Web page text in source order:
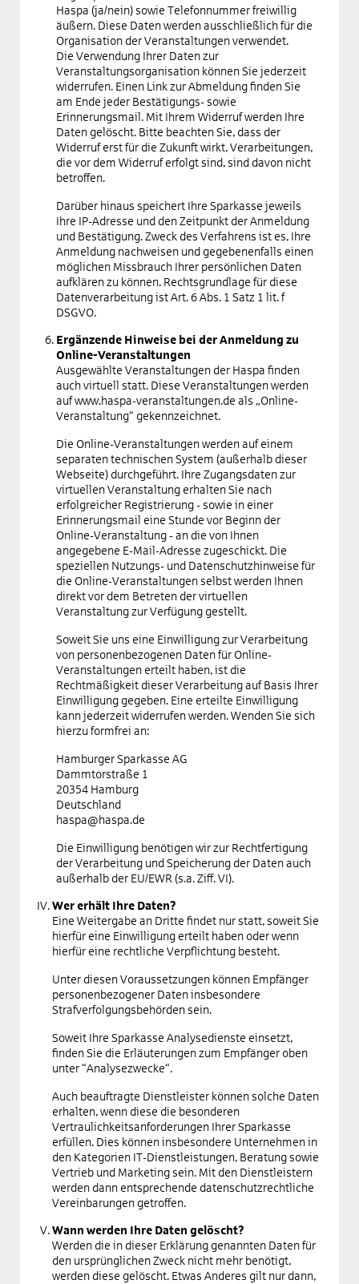
Haspa (ja/nein) sowie Telefonnummer freiwillig
äußern. Diese Daten werden ausschließlich für die
Organisation der Veranstaltungen verwendet.
Die Verwendung Ihrer Daten zur
Veranstaltungsorganisation können Sie jederzeit
widerrufen. Einen Link zur Abmeldung finden Sie
am Ende jeder Bestätigungs- sowie
Erinnerungsmail. Mit Ihrem Widerruf werden Ihre
Daten gelöscht. Bitte beachten Sie, dass der
Widerruf erst für die Zukunft wirkt, Verarbeitungen,
die vor dem Widerruf erfolgt sind, sind davon nicht
betroffen.
Darüber hinaus speichert Ihre Sparkasse jeweils
Ihre IP-Adresse und den Zeitpunkt der Anmeldung
und Bestätigung. Zweck des Verfahrens ist es, Ihre
Anmeldung nachweisen und gegebenenfalls einen
möglichen Missbrauch Ihrer persönlichen Daten
aufklären zu können. Rechtsgrundlage für diese
Datenverarbeitung ist Art. 6 Abs. 1 Satz 1 lit. f
DSGVO.
Ergänzende Hinweise bei der Anmeldung zu
Online-Veranstaltungen
Ausgewählte Veranstaltungen der Haspa finden
auch virtuell statt. Diese Veranstaltungen werden
aufwww.haspa-veranstaltungen.de als „Online-
Veranstaltung“ gekennzeichnet.
Die Online-Veranstaltungen werden auf einem
separaten technischen System (außerhalb dieser
Webseite) durchgeführt. Ihre Zugangsdaten zur
virtuellen Veranstaltung erhalten Sie nach
erfolgreicher Registrierung - sowie in einer
Erinnerungsmail eine Stunde vor Beginn der
Online-Veranstaltung - an die von Ihnen
angegebene E-Mail-Adresse zugeschickt. Die
speziellen Nutzungs- und Datenschutzhinweise für
die Online-Veranstaltungen selbst werden Ihnen
direkt vor dem Betreten der virtuellen
Veranstaltung zur Verfügung gestellt.
Soweit Sie uns eine Einwilligung zur Verarbeitung
von personenbezogenen Daten für Online-
Veranstaltungen erteilt haben, ist die
Rechtmäßigkeit dieser Verarbeitung auf Basis Ihrer
Einwilligung gegeben. Eine erteilte Einwilligung
kann jederzeit widerrufen werden. Wenden Sie sich
hierzu formfrei an:
Hamburger Sparkasse AG
Dammtorstraße 1
20354 Hamburg
Deutschland
haspa@haspa.de
Die Einwilligung benötigen wir zur Rechtfertigung
der Verarbeitung und Speicherung der Daten auch
außerhalb der EU/EWR (s.a. Ziff. VI).
Wer erhält Ihre Daten?
Eine Weitergabe an Dritte findet nur statt, soweit Sie
hierfür eine Einwilligung erteilt haben oder wenn
hierfür eine rechtliche Verpflichtung besteht.
Unter diesen Voraussetzungen können Empfänger
personenbezogener Daten insbesondere
Strafverfolgungsbehörden sein.
Soweit Ihre Sparkasse Analysedienste einsetzt,
finden Sie die Erläuterungen zum Empfänger oben
unter “Analysezwecke“.
Auch beauftragte Dienstleister können solche Daten
erhalten, wenn diese die besonderen
Vertraulichkeitsanforderungen Ihrer Sparkasse
erfüllen. Dies können insbesondere Unternehmen in
den Kategorien IT-Dienstleistungen, Beratung sowie
Vertrieb und Marketing sein. Mit den Dienstleistern
werden dann entsprechende datenschutzrechtliche
Vereinbarungen getroffen.
Wann werden Ihre Daten gelöscht?
Werden die in dieser Erklärung genannten Daten für
den ursprünglichen Zweck nicht mehr benötigt,
werden diese gelöscht. Etwas Anderes gilt nur dann,